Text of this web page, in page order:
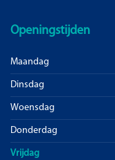
Openingstijden
Maandag
Dinsdag
Woensdag
Donderdag
Vrijdag